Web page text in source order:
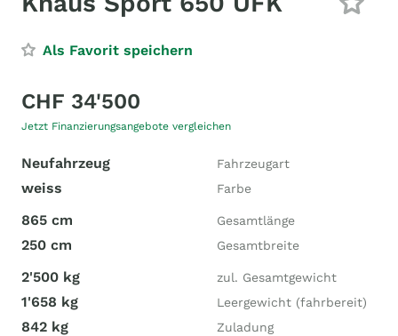
Als Favorit speichern
CHF 34'500
Jetzt Finanzierungsangebote vergleichen
Neufahrzeug Fahrzeugart
weiss Farbe
865 cm Gesamtlänge
250 cm Gesamtbreite
2'500 kg zul. Gesamtgewicht
1'658 kg Leergewicht (fahrbereit)
842 kg Zuladung